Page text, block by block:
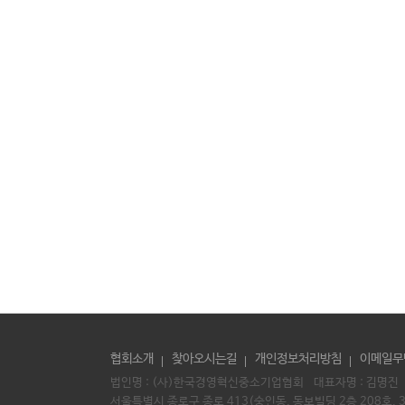
협회소개 찾아오시는길 개인정보처리방침 이메일
법인명 : (사)한국경영혁신중소기업협회 대표자명 : 김명진
서울특별시 종로구 종로 413(숭인동, 동보빌딩 2층 208호,